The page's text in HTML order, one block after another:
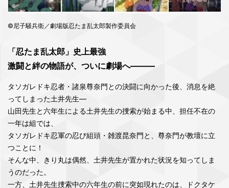
©尼子騒兵衛／劇場版忍たま乱太郎製作委員会
「忍たま乱太郎」史上最強
激闘と絆の物語が、ついに劇場へ―――
タソガレドキ忍者・諸泉尊奈門との決闘に向かった後、消息を絶
ってしまった土井先生―
山田先生と六年生による土井先生の捜索が始まる中、担任不在の
一年は組では、
タソガレドキ忍軍の忍び組頭・雑渡昆奈門と、尊奈門が教壇に立
つことに！
そんな中、きり丸は偶然、土井先生が置かれた状況を知ってしま
うのだった。
一方、土井先生捜索中の六年生の前に突如現れたのは、ドクタケ